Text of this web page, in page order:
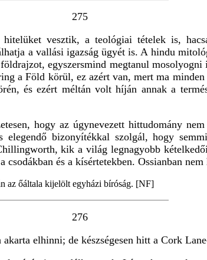
275
vesztik, a teológiai tételek is,
a vallási igazság ügyét is. A hindu
egyszersmind megtanul
a Föld körül, ez azért van, mert ma
és ezért méltán volt híján annak a
hogy az úgynevezett hittudomány
bizonyítékkal szolgál, hogy
kik a világ legnagyobb
és a kísértetekben. Ossianban nem
az őáltala kijelölt egyházi bíróság. [NF]
276
elhinni; de készségesen hitt a Cork